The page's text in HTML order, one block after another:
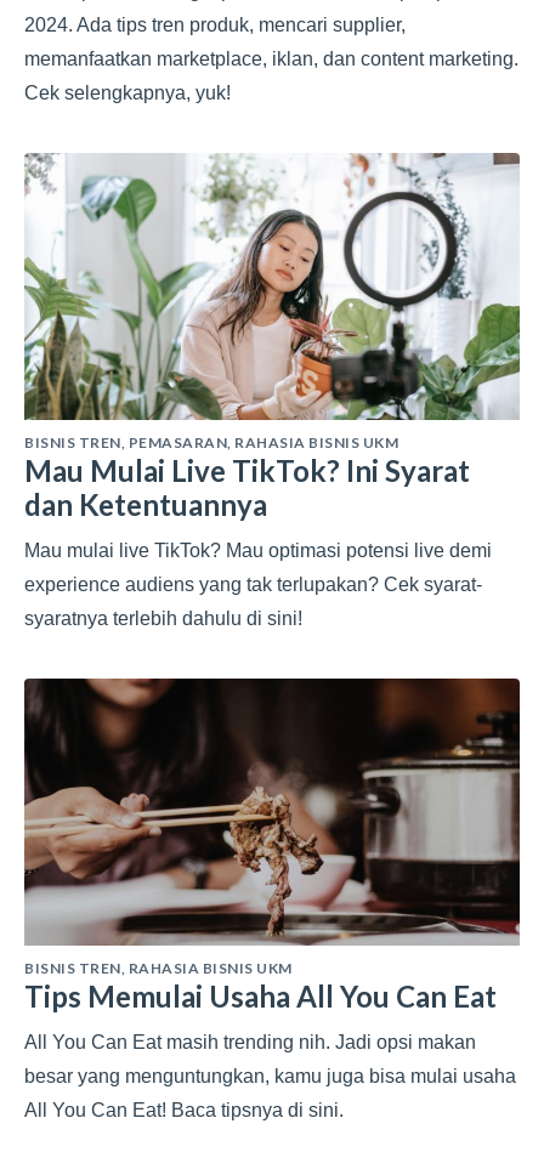
2024. Ada tips tren produk, mencari supplier,
memanfaatkan marketplace, iklan, dan content marketing.
Cek selengkapnya, yuk!
BISNIS TREN, PEMASARAN, RAHASIA BISNIS UKM
Mau Mulai Live TikTok? Ini Syarat
dan Ketentuannya
Mau mulai live TikTok? Mau optimasi potensi live demi
experience audiens yang tak terlupakan? Cek syarat-
syaratnya terlebih dahulu di sini!
BISNIS TREN, RAHASIA BISNIS UKM
Tips Memulai Usaha All You Can Eat
All You Can Eat masih trending nih. Jadi opsi makan
besar yang menguntungkan, kamu juga bisa mulai usaha
All You Can Eat! Baca tipsnya di sini.